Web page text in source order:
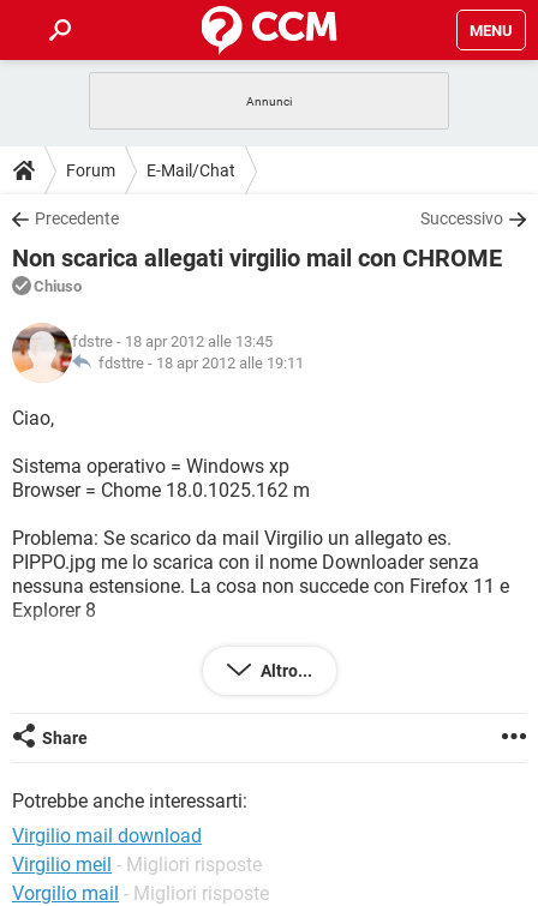
MENU
INTRATTENIMENTO
iOS
INSTAGRAM WHATSAPP
TIKTOK
HARDWARE
GUIDE
COVID-19
iOS
INSTAGRAM
TIKTOK FACEBOOK
DOWNLOAD
COVID-19 GAMING
INTRATTENIMENTO
iOS
INSTAGRAM
TIKTOK
HARDWARE
FORUM
COVID-19
INTRATTENIMENTO ANDROID
TIKTOK FACEBOOK
GLOSSARIO
COVID-19
INTRATTENIMENTO
iOS WINDOWS 10
TIKTOK FACEBOOK
HARDWARE
Forum E-Mail/Chat
Precedente Successivo
Non scarica allegati virgilio mail con CHROME
Chiuso
fdstre - 18 apr 2012 alle 13:45
fdsttre - 18 apr 2012 alle 19:11
Ciao,
Sistema operativo = Windows xp
Browser = Chome 18.0.1025.162 m
Problema: Se scarico da mail Virgilio un allegato es.
PIPPO.jpg me lo scarica con il nome Downloader senza
nessuna estensione. La cosa non succede con Firefox 11 e
Explorer 8
Per aggirare momentaneamente il problema, ho scoperto
che se vai negli ALLEGATI di virgilio mail , si possono
Comunque, il problema rimane.
Altro...
Share
Potrebbe anche interessarti:
Virgilio mail download
Virgilio meil - Migliori risposte
Vorgilio mail - Migliori risposte